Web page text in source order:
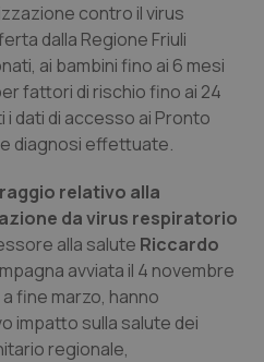
contro il virus
dalla Regione Friuli
ai bambini fino ai 6 mesi
fattori di rischio fino ai 24
i dati di accesso ai Pronto
diagnosi effettuate.
relativo alla
da virus respiratorio
alla salute Riccardo
avviata il 4 novembre
fine marzo, hanno
impatto sulla salute dei
regionale,